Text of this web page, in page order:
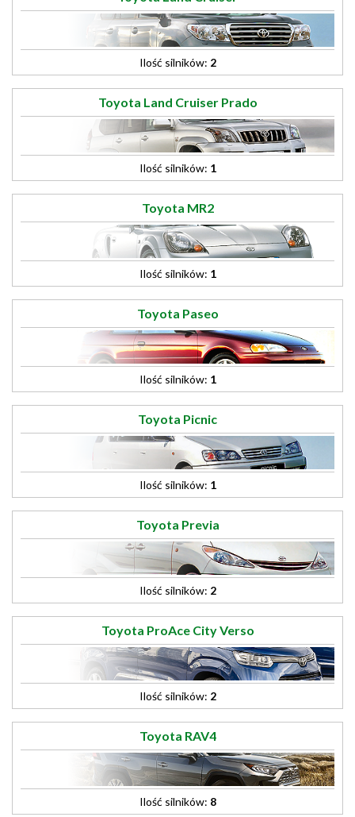
Ilość silników: 2
Toyota Land Cruiser Prado
Ilość silników: 1
Toyota MR2
Ilość silników: 1
Toyota Paseo
Ilość silników: 1
Toyota Picnic
Ilość silników: 1
Toyota Previa
Ilość silników: 2
Toyota ProAce City Verso
Ilość silników: 2
Toyota RAV4
Ilość silników: 8